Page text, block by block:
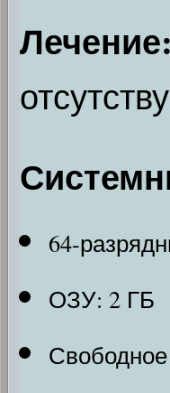
Лечение:
64-
ОЗУ: 2 ГБ